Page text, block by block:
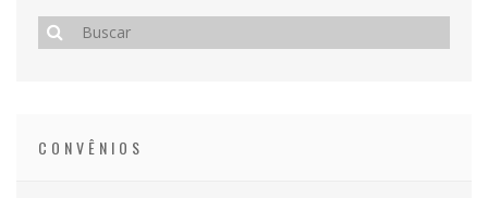
CONVÊNIOS